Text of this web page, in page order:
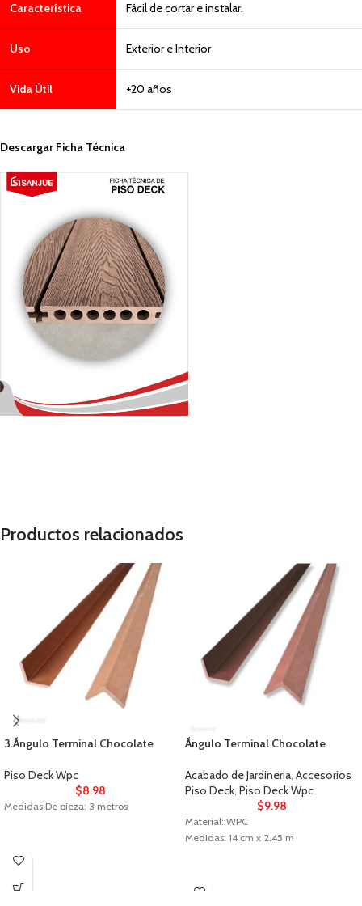
Característica Fácil de cortar e instalar.
Uso Exterior e Interior
Vida Útil +20 años
Descargar Ficha Técnica
Productos relacionados
3.Ángulo Terminal Chocolate
Piso Deck Wpc
$8.98
Medidas De pieza: 3 metros
Ángulo Terminal Chocolate
Acabado de Jardineria Accesorios
Piso Deck Piso Deck Wpc
$9.98
Material: WPC
Medidas: 14 cm x 2.45 m